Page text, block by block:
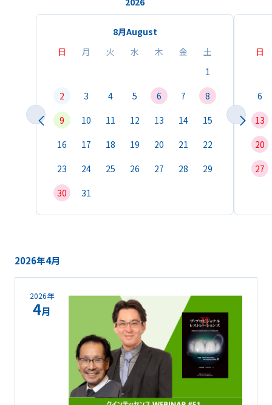
8月August
日
月 火 水 木 金
土
1
2
3 4 5 6 7
8
9
10 11 12 13 14
15
16
17 18 19 20 21
22
23
24 25 26 27 28
29
30
31
日
6
13
20
27
2026年4月
2026年
4月